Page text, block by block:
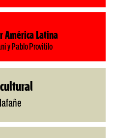
América Latina
y Pablo Provitilo